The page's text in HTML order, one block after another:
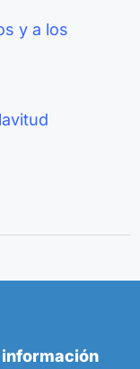
y a los